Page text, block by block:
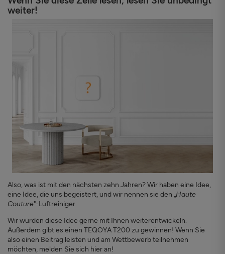
weiter!
Also, was ist mit den nächsten zehn Jahren? Wir haben eine Idee,
eine Idee, die uns begeistert, und wir nennen sie den „Haute
Couture"-Luftreiniger.
Wir würden diese Idee gerne mit Ihnen weiterentwickeln.
Außerdem gibt es einen TEQOYA T200 zu gewinnen! Wenn Sie
also einen Beitrag leisten und am Wettbewerb teilnehmen
möchten, melden Sie sich hier an!